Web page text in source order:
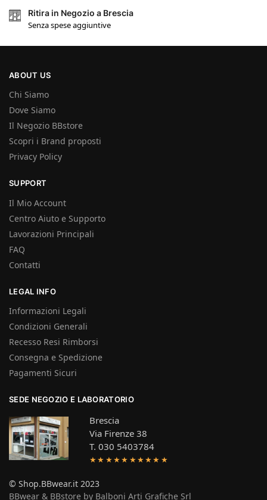
Ritira in Negozio a Brescia
Senza spese aggiuntive
ABOUT US
Chi Siamo
Dove Siamo
Il Negozio BBstore
Scopri i Brand proposti
Privacy Policy
SUPPORT
Il Mio Account
Centro Aiuto e Supporto
Lavorazioni Principali
FAQ
Contatti
LEGAL INFO
Informazioni Legali
Condizioni Generali
Recesso Resi Rimborsi
Consegna e Spedizione
Pagamenti Sicuri
SEDE NEGOZIO E LABORATORIO
Brescia
Via Firenze 38
T. 030 5403784
★★★★★★★★★★
© Shop.BBwear.it 2023
BBwear & BBstore by Balboni Arti Grafiche Srl